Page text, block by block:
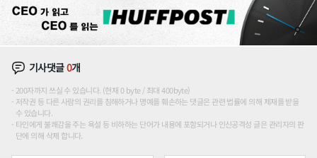
기사댓글0개
200자까지 쓰실 수 있습니다. (현재 0 byte / 최대 400byte)
저작권 등 다른 사람의 권리를 침해하거나 명예를 훼손하는 댓글은 관련 법률에 의해 제재를 받을
수 있습니다.
타인에게 불쾌감을 주는 욕설 등 비하하는 단어가 내용에 포함되거나 인신공격성 글은 관리자의 판
단에 의해 삭제 합니다.